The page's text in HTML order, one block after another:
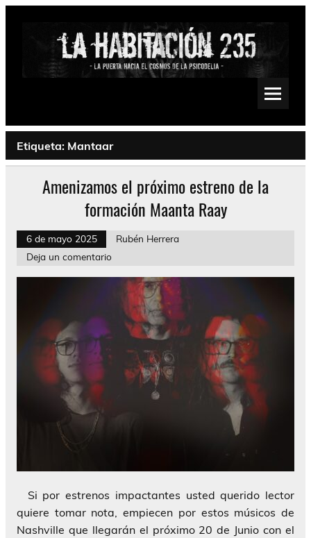
Saltar
Psychedelic, Stoner, Doom, Sludge, Fuzz, Space, Drone
Etiqueta: Mantaar
Amenizamos el próximo estreno de la
formación Maanta Raay
6 de mayo 2025
Rubén Herrera
Deja un comentario
Si por estrenos impactantes usted querido lector
quiere tomar nota, empiecen por estos músicos de
Nashville que llegarán el próximo 20 de Junio con el